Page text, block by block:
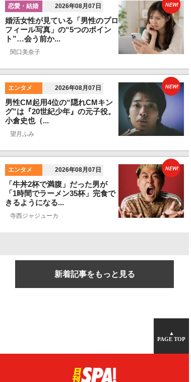
恋愛・結婚 2026年08月07日
婚活女性が見ている「男性のプロ
フィール写真」の“5つのポイン
ト”…会う前か...
関口美奈子
NEW!
エンタメ 2026年08月07日
男性CM起用4位の“隠れCMキン
グ”は『20世紀少年』の元子役。
小倉史也（...
望月ふみ
NEW!
エンタメ 2026年08月07日
「牛丼2杯で満腹」だった男が
「1時間でラーメン35杯」完食で
きるようになる...
寺西ジャジューカ
NEW!
新着記事をもっと見る
▲
PAGE TOP